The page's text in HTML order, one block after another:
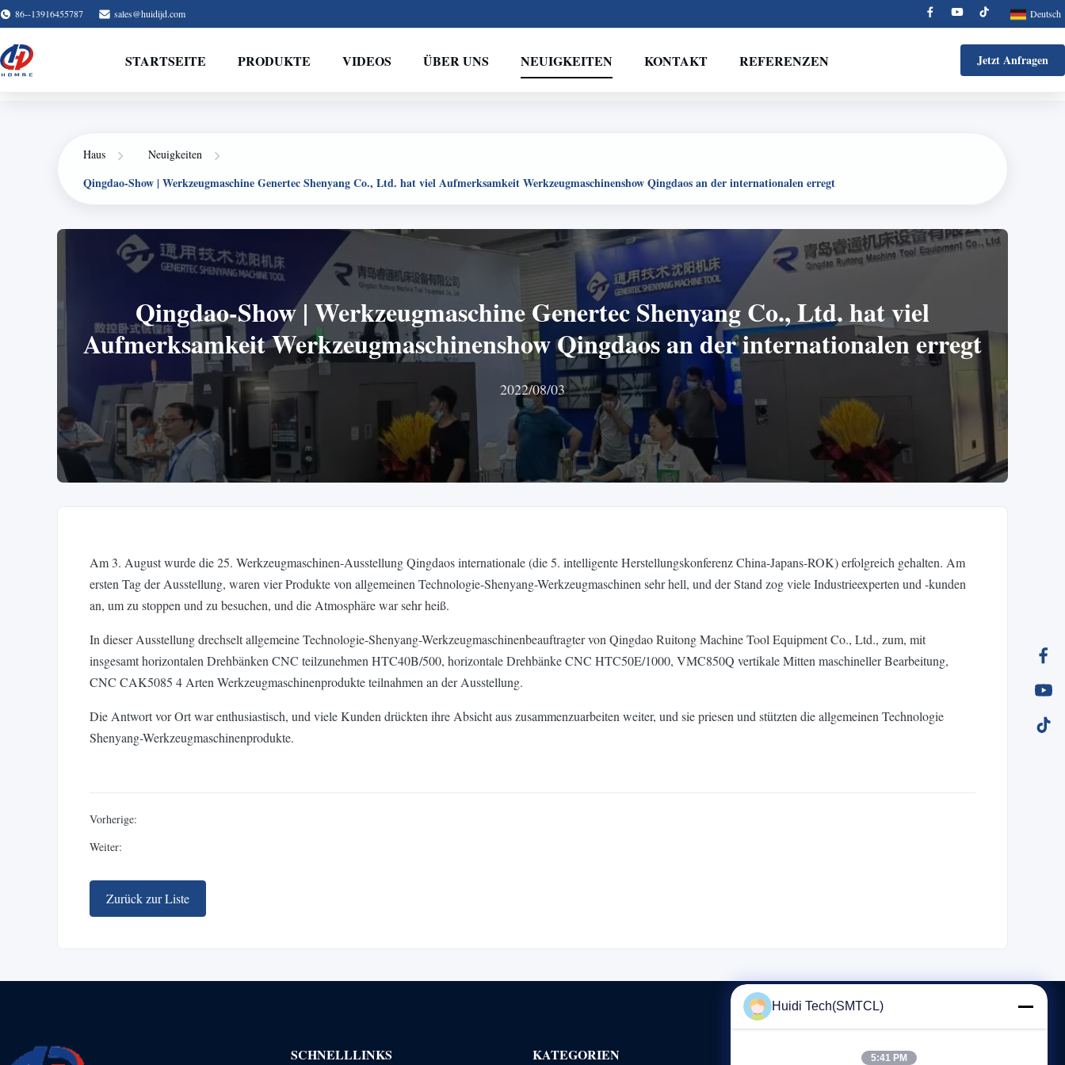
86--13916455787 sales@huidijd.com Deutsch
STARTSEITE PRODUKTE VIDEOS ÜBER UNS NEUIGKEITEN KONTAKT REFERENZEN Jetzt Anfragen
Haus Neuigkeiten
Qingdao-Show | Werkzeugmaschine Genertec Shenyang Co., Ltd. hat viel Aufmerksamkeit Werkzeugmaschinenshow Qingdaos an der internationalen erregt
Qingdao-Show | Werkzeugmaschine Genertec Shenyang Co., Ltd. hat viel
Aufmerksamkeit Werkzeugmaschinenshow Qingdaos an der internationalen erregt
2022/08/03
Am 3. August wurde die 25. Werkzeugmaschinen-Ausstellung Qingdaos internationale (die 5. intelligente Herstellungskonferenz China-Japans-ROK) erfolgreich gehalten. Am
ersten Tag der Ausstellung, waren vier Produkte von allgemeinen Technologie-Shenyang-Werkzeugmaschinen sehr hell, und der Stand zog viele Industrieexperten und -kunden
an, um zu stoppen und zu besuchen, und die Atmosphäre war sehr heiß.
In dieser Ausstellung drechselt allgemeine Technologie-Shenyang-Werkzeugmaschinenbeauftragter von Qingdao Ruitong Machine Tool Equipment Co., Ltd., zum, mit
insgesamt horizontalen Drehbänken CNC teilzunehmen HTC40B/500, horizontale Drehbänke CNC HTC50E/1000, VMC850Q vertikale Mitten maschineller Bearbeitung,
CNC CAK5085 4 Arten Werkzeugmaschinenprodukte teilnahmen an der Ausstellung.
Die Antwort vor Ort war enthusiastisch, und viele Kunden drückten ihre Absicht aus zusammenzuarbeiten weiter, und sie priesen und stützten die allgemeinen Technologie
Shenyang-Werkzeugmaschinenprodukte.
Vorherige:
Weiter:
Zurück zur Liste
SCHNELLLINKS KATEGORIEN KONTAKT MIT UNS
Huidi Tech(SMTCL)
5:41 PM